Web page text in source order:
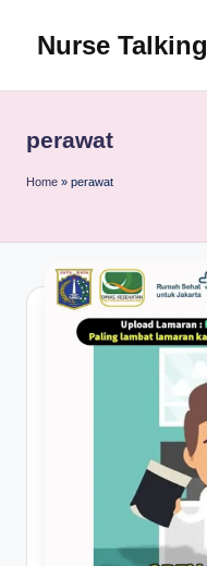
Nurse Talking
perawat
Home » perawat